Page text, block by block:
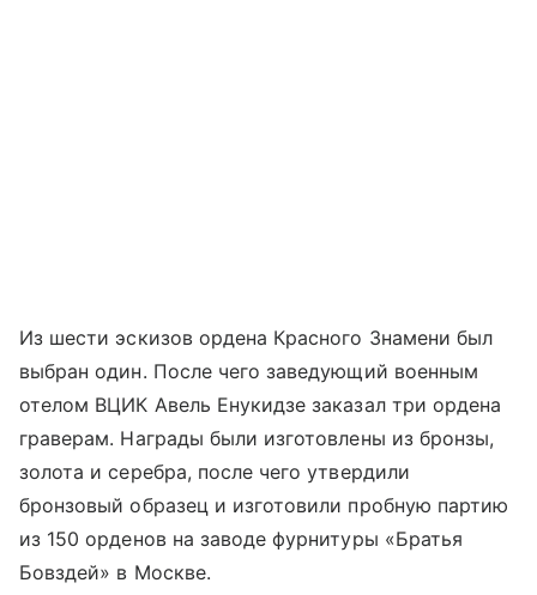
Из шести эскизов ордена Красного Знамени был
выбран один. После чего заведующий военным
отелом ВЦИК Авель Енукидзе заказал три ордена
граверам. Награды были изготовлены из бронзы,
золота и серебра, после чего утвердили
бронзовый образец и изготовили пробную партию
из 150 орденов на заводе фурнитуры «Братья
Бовздей» в Москве.